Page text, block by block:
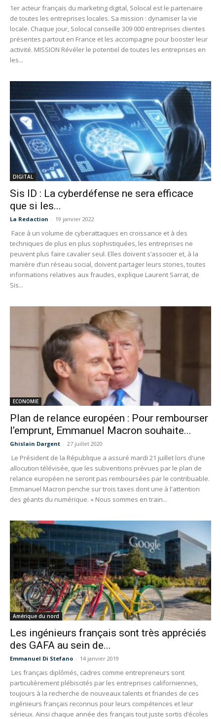
1er acteur français du marketing digital, Solocal est le partenaire
de toutes les entreprises locales. Sa mission : dynamiser la vie
locale. Chaque jour, Solocal conseille 309 000 entreprises clientes
présentes partout en France et les accompagne pour booster leur
activité. MISSION Révéler le potentiel de toutes les entreprises en
les...
DIGITAL
Sis ID : La cyberdéfense ne sera efficace
que si les...
La Redaction - 19 janvier 2022
Face à un volume de cyberattaques en croissance et à des
techniques de plus en plus sophistiquées, les entreprises ne
peuvent plus faire cavalier seul. Elles doivent s’associer et, à la
manière d’un réseau social, doivent partager leurs stories, toutes
informations relatives aux fraudes, explique Laurent Sarrat, de
Sis...
ECONOMIE
Plan de relance européen : Pour rembourser
l’emprunt, Emmanuel Macron souhaite...
Ghislain Dargent - 27 juillet 2020
Le Président de la République a assuré mardi 21 juillet lors d'une
allocution télévisée, que les subventions prévues par le plan de
relance européen ne seront pas remboursées par le contribuable.
Emmanuel Macron penche sur trois taxes dont une à l'attention
des géants du numérique. « Nous sommes en train...
Amérique du nord
Les ingénieurs français sont très appréciés
des GAFA au sein de...
Emmanuel Di Stefano - 14 janvier 2019
Les français diplômés, cadres comme entrepreneurs sont
particulièrement plébiscités par les entreprises californiennes,
toujours à la recherche de nouveaux talents et friandes de ces
ingénieurs français reconnus pour leurs compétences et leur
sérieux. Ainsi chaque année des français tout juste sortis d’écoles